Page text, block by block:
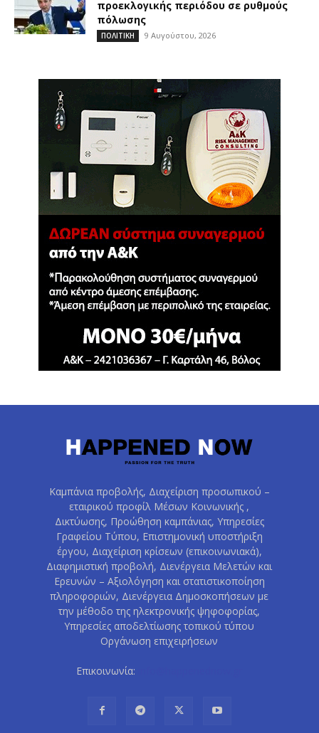
προεκλογικής περιόδου σε ρυθμούς
πόλωσης
ΠΟΛΙΤΙΚΗ 9 Αυγούστου, 2026
Καμπάνια προβολής, Διαχείριση προσωπικού –
εταιρικού προφίλ Μέσων Κοινωνικής ,
Δικτύωσης, Προώθηση καμπάνιας, Υπηρεσίες
Γραφείου Τύπου, Επιστημονική υποστήριξη
έργου, Διαχείριση κρίσεων (επικοινωνιακά),
Διαφημιστική προβολή, Διενέργεια Μελετών και
Ερευνών – Αξιολόγηση και στατιστικοποίηση
πληροφοριών, Διενέργεια Δημοσκοπήσεων με
την μέθοδο της ηλεκτρονικής ψηφοφορίας,
Υπηρεσίες αποδελτίωσης τοπικού τύπου
Οργάνωση επιχειρήσεων
Επικοινωνία: